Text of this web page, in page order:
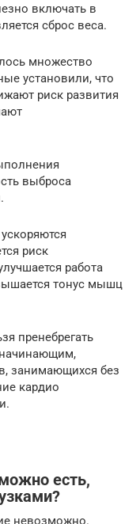
включать в
сброс веса.
множество
установили, что
риск развития
выброса
риск
работа
тонус мышц
пренебрегать
занимающихся без
кардио
есть,
невозможно.